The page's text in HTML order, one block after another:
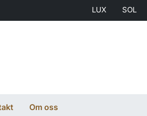
LUX SOL
Om oss